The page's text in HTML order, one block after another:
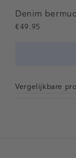
Denim
€49.95
Vergelijkbare